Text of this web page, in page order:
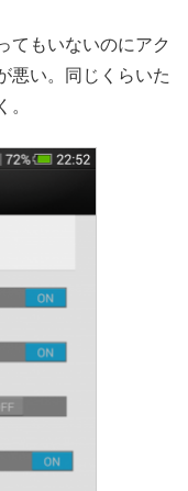
てもいないのにアク
悪い。同じくらいた
。